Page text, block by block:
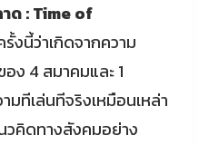
ด : Time of
รั้งนี้ว่าเกิดจากความ
ง 4 สมาคมและ 1
ทีเล่นทีจริงเหมือนเหล่า
คิดทางสังคมอย่าง